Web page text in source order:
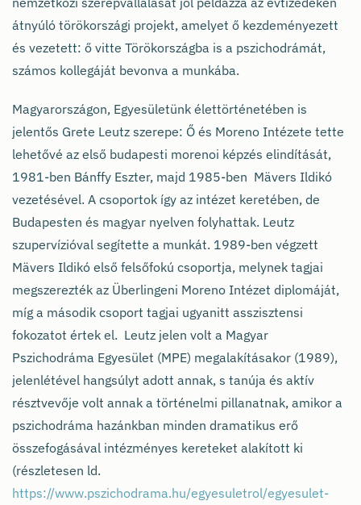
átnyúló törökországi projekt, amelyet ő kezdeményezett
és vezetett: ő vitte Törökországba is a pszichodrámát,
számos kollegáját bevonva a munkába.
Magyarországon, Egyesületünk élettörténetében is
jelentős Grete Leutz szerepe: Ő és Moreno Intézete tette
lehetővé az első budapesti morenoi képzés elindítását,
1981-ben Bánffy Eszter, majd 1985-ben Mävers Ildikó
vezetésével. A csoportok így az intézet keretében, de
Budapesten és magyar nyelven folyhattak. Leutz
szupervízióval segítette a munkát. 1989-ben végzett
Mävers Ildikó első felsőfokú csoportja, melynek tagjai
megszerezték az Überlingeni Moreno Intézet diplomáját,
míg a második csoport tagjai ugyanitt asszisztensi
fokozatot értek el. Leutz jelen volt a Magyar
Pszichodráma Egyesület (MPE) megalakításakor (1989),
jelenlétével hangsúlyt adott annak, s tanúja és aktív
résztvevője volt annak a történelmi pillanatnak, amikor a
pszichodráma hazánkban minden dramatikus erő
összefogásával intézményes kereteket alakított ki
(részletesen ld.
https://www.pszichodrama.hu/egyesuletrol/egyesulet-